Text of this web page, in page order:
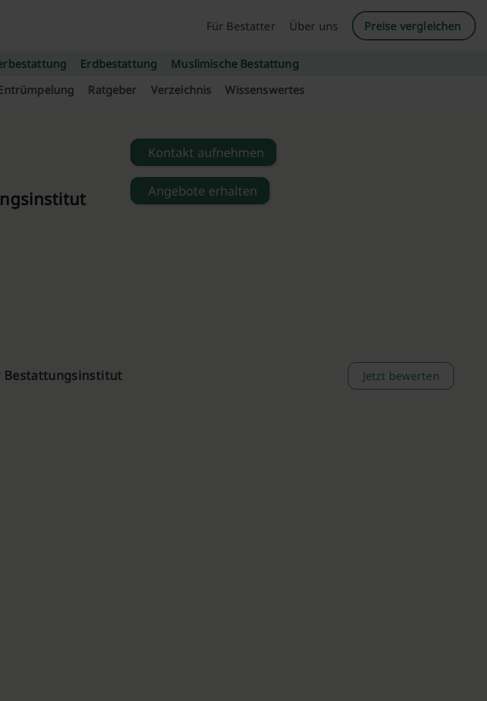
Für Bestatter
Über uns Preise vergleichen
Erdbestattung
Muslimische Bestattung
Ratgeber Verzeichnis Wissenswertes
Kontakt aufnehmen
Angebote erhalten
Bestattungsinstitut Jetzt bewerten